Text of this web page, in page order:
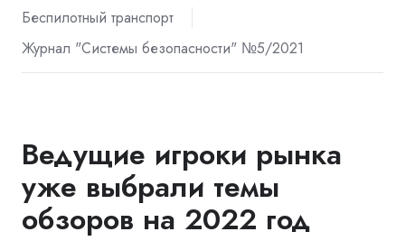
Беспилотный транспорт
Журнал "Системы безопасности" №5/2021
Ведущие игроки рынка
уже выбрали темы
обзоров на 2022 год